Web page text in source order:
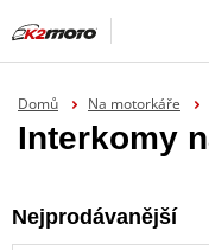
Domů Na motorkáře
Interkomy
Nejprodávanější